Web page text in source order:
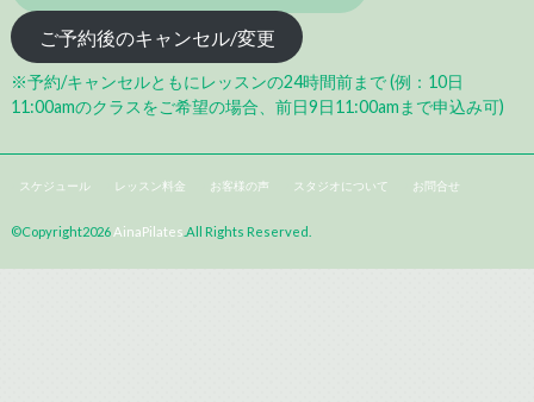
ご予約後のキャンセル/変更
※予約/キャンセルともにレッスンの24時間前まで (例：10日
11:00amのクラスをご希望の場合、前日9日11:00amまで申込み可)
スケジュール レッスン料金 お客様の声 スタジオについて お問合せ
©Copyright2026 AinaPilates .All Rights Reserved.